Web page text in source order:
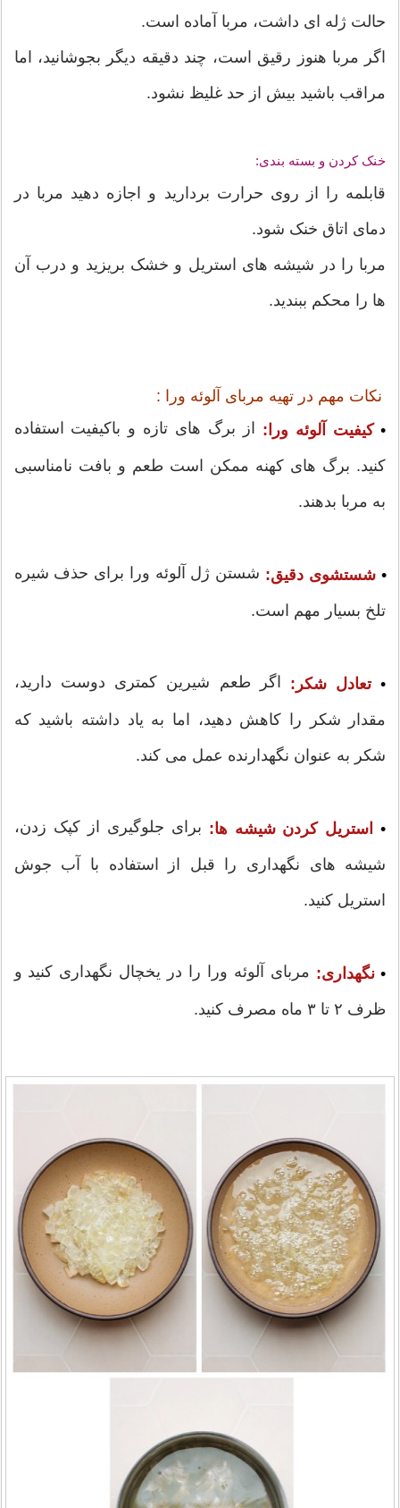
حالت ژله ای داشت، مربا آماده است.
اگر مربا هنوز رقیق است، چند دقیقه دیگر بجوشانید، اما
مراقب باشید بیش از حد غلیظ نشود.
خنک کردن و بسته بندی:
قابلمه را از روی حرارت بردارید و اجازه دهید مربا در
دمای اتاق خنک شود.
مربا را در شیشه های استریل و خشک بریزید و درب آن
ها را محکم ببندید.
نکات مهم در تهیه مربای آلوئه ورا :
•کیفیت آلوئه ورا: از برگ های تازه و باکیفیت استفاده
کنید. برگ های کهنه ممکن است طعم و بافت نامناسبی
به مربا بدهند.
•شستشوی دقیق: شستن ژل آلوئه ورا برای حذف شیره
تلخ بسیار مهم است.
•تعادل شکر: اگر طعم شیرین کمتری دوست دارید،
مقدار شکر را کاهش دهید، اما به یاد داشته باشید که
شکر به عنوان نگهدارنده عمل می کند.
• استریل کردن شیشه ها: برای جلوگیری از کپک زدن،
شیشه های نگهداری را قبل از استفاده با آب جوش
استریل کنید.
•نگهداری: مربای آلوئه ورا را در یخچال نگهداری کنید و
ظرف ۲ تا ۳ ماه مصرف کنید.